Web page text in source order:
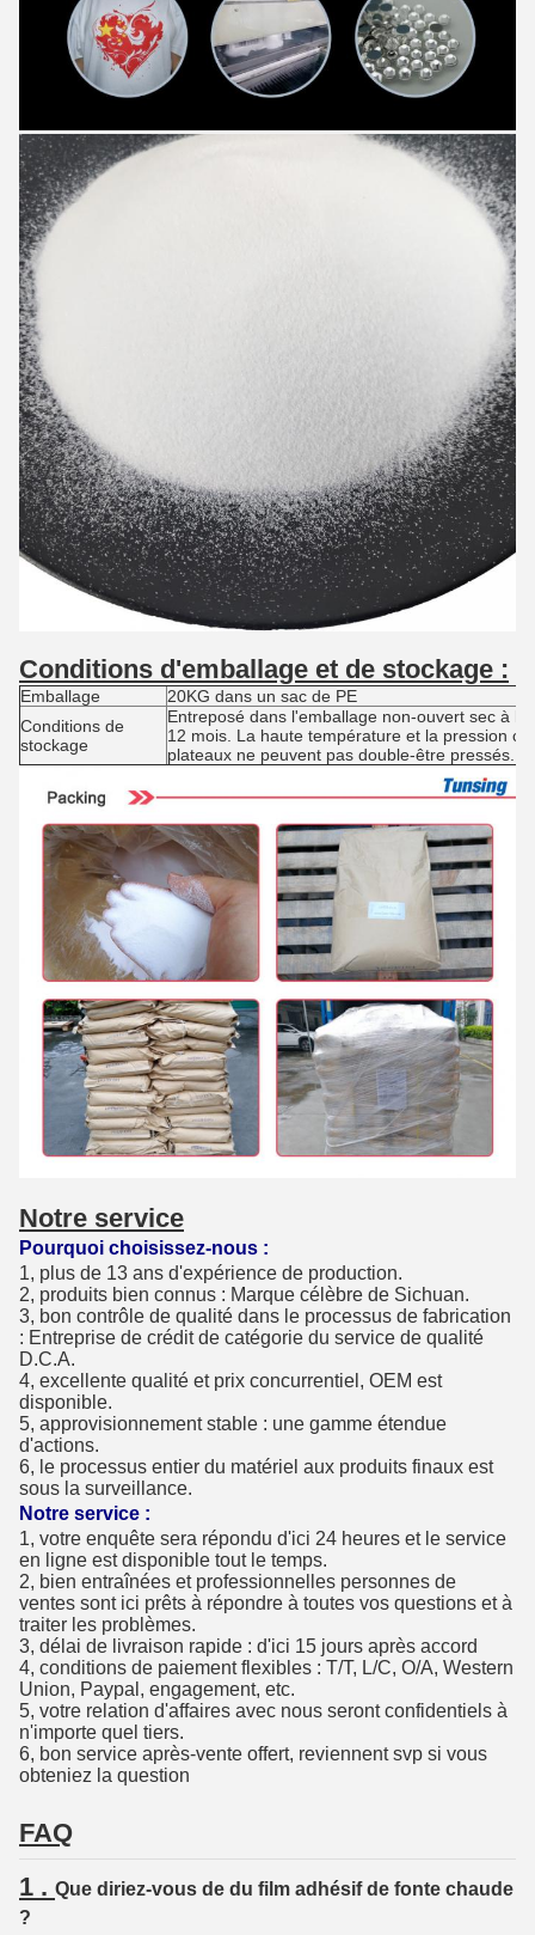
Conditions d'emballage et de stockage :
Emballage
20KG dans un sac de PE
Conditions de
stockage
Entreposé dans l'emballage non-ouvert sec à
12 mois. La haute température et la pression
plateaux ne peuvent pas double-être pressés.
Notre service
Pourquoi choisissez-nous :
1, plus de 13 ans d'expérience de production.
2, produits bien connus : Marque célèbre de Sichuan.
3, bon contrôle de qualité dans le processus de fabrication
: Entreprise de crédit de catégorie du service de qualité
D.C.A.
4, excellente qualité et prix concurrentiel, OEM est
disponible.
5, approvisionnement stable : une gamme étendue
d'actions.
6, le processus entier du matériel aux produits finaux est
sous la surveillance.
Notre service :
1, votre enquête sera répondu d'ici 24 heures et le service
en ligne est disponible tout le temps.
2, bien entraînées et professionnelles personnes de
ventes sont ici prêts à répondre à toutes vos questions et à
traiter les problèmes.
3, délai de livraison rapide : d'ici 15 jours après accord
4, conditions de paiement flexibles : T/T, L/C, O/A, Western
Union, Paypal, engagement, etc.
5, votre relation d'affaires avec nous seront confidentiels à
n'importe quel tiers.
6, bon service après-vente offert, reviennent svp si vous
obteniez la question
FAQ
1 . Que diriez-vous de du film adhésif de fonte chaude
?